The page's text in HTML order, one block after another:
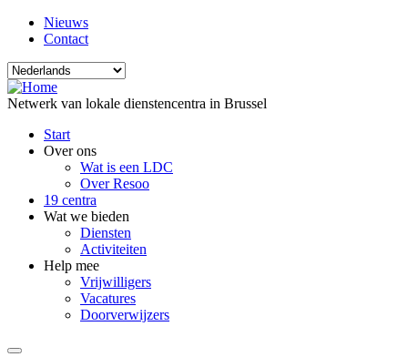
Overslaan
de
inhoud
gaan
Meta
menu
Nieuws
Contact
Select
your
language
Netwerk van lokale dienstencentra in Brussel
Main
menu
Start
Over ons
Wat is een LDC
Over Resoo
19 centra
Wat we bieden
Diensten
Activiteiten
Help mee
Vrijwilligers
Vacatures
Doorverwijzers